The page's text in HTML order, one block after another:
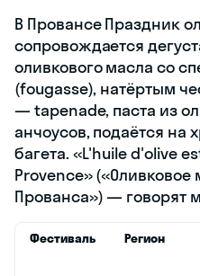
В Провансе Праздник
сопровождается
оливкового масла со
(fougasse), натёртым
— tapenade, паста из
анчоусов, подаётся на
багета. «L'huile d'olive
Provence»
Прованса») — говорят
Фестиваль Регион